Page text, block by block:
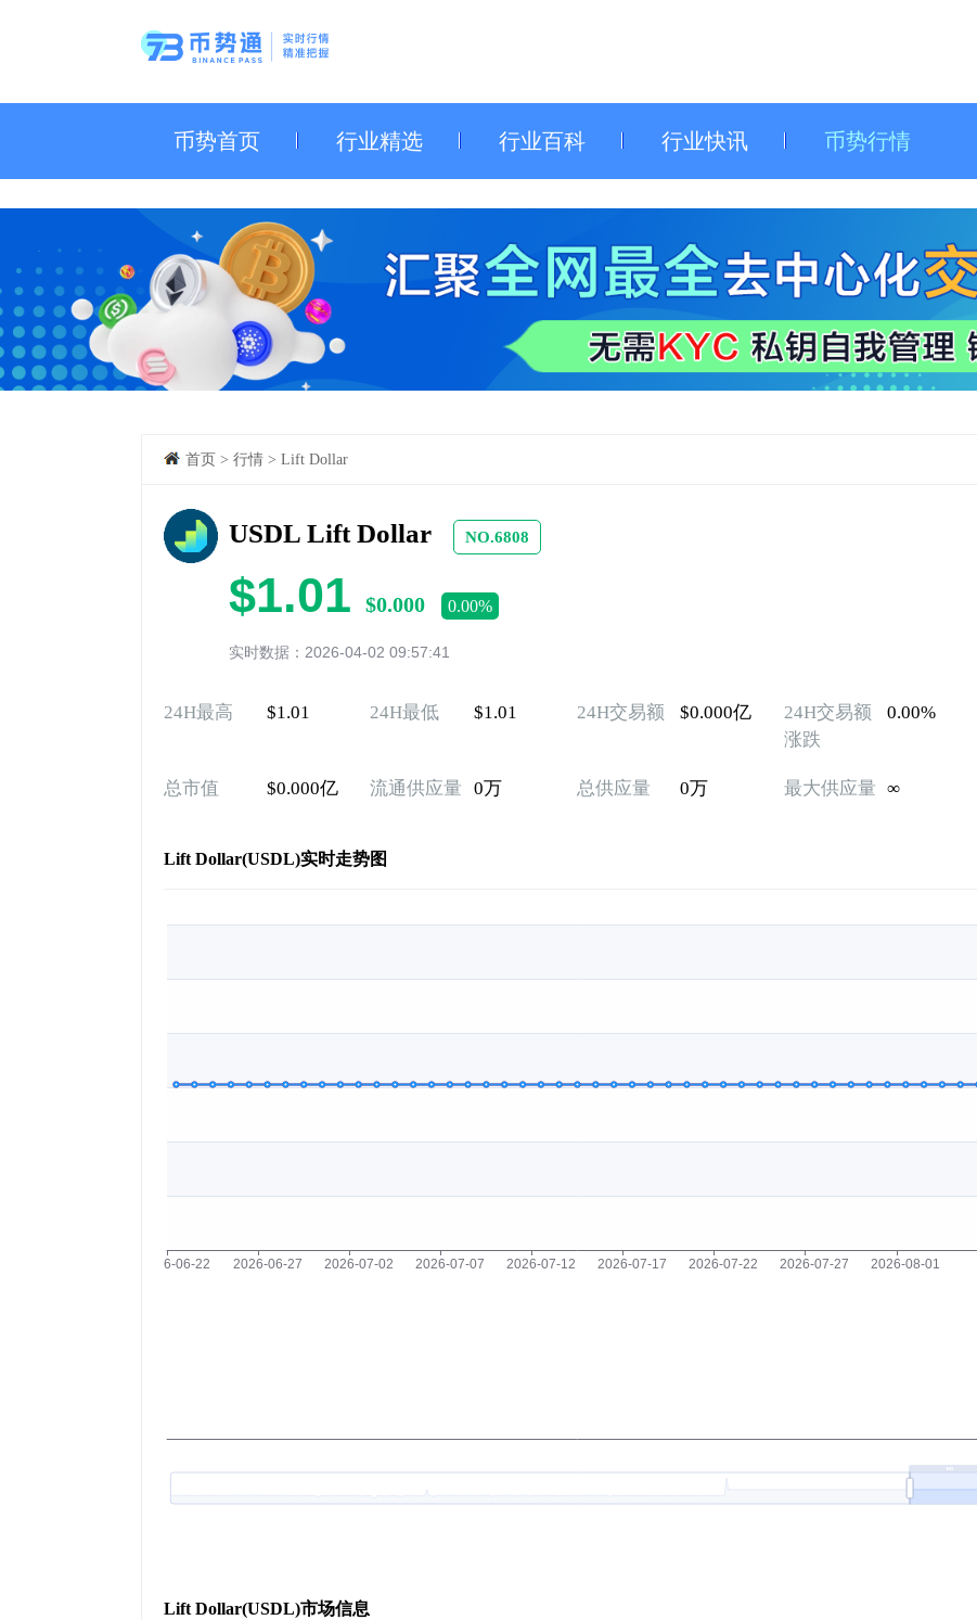
币势首页 行业精选 行业百科 行业快讯 币势行情
首页 > 行情> Lift Dollar
USDL Lift Dollar NO.6808
$1.01 $0.000 0.00%
实时数据：2026-04-02 09:57:41
24H最高 $1.01 24H最低 $1.01 24H交易额 $0.000亿
24H交易额
涨跌
0.00%
总市值 $0.000亿 流通供应量 0万 总供应量 0万 最大供应量 ∞
Lift Dollar(USDL)实时走势图
Lift Dollar(USDL)市场信息